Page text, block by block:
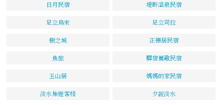
日月民宿 堤畔溫泉民宿
足立烏來 足立司拉
樹之城 正德居民宿
魚旅 驛宿鶯歌民宿
玉山居 媽媽的家民宿
淡水集遊客棧 夕說淡水